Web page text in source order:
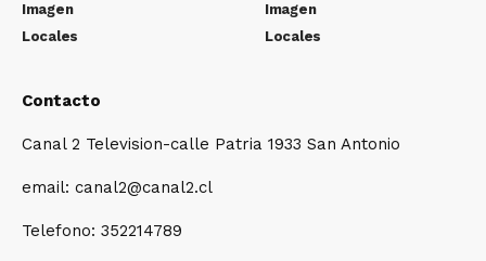
Imagen
Locales
Imagen
Locales
Contacto
Canal 2 Television-calle Patria 1933 San Antonio
email: canal2@canal2.cl
Telefono: 352214789